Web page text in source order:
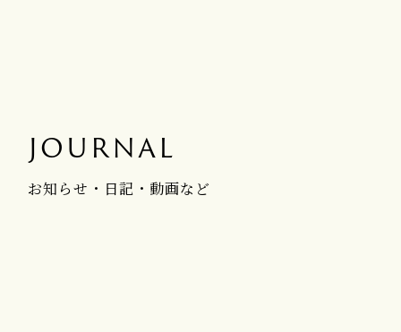
JOURNAL
お知らせ・日記・動画など